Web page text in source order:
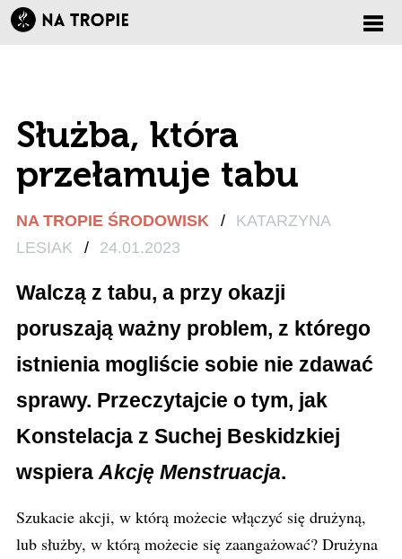
Służba, która
przełamuje tabu
NA TROPIE ŚRODOWISK /
KATARZYNA
LESIAK
/ 24.01.2023
Walczą z tabu, a przy okazji
poruszają ważny problem, z którego
istnienia mogliście sobie nie zdawać
sprawy. Przeczytajcie o tym, jak
Konstelacja z Suchej Beskidzkiej
wspiera Akcję Menstruacja.
Szukacie akcji, w którą możecie włączyć się drużyną,
lub służby, w którą możecie się zaangażować? Drużyna